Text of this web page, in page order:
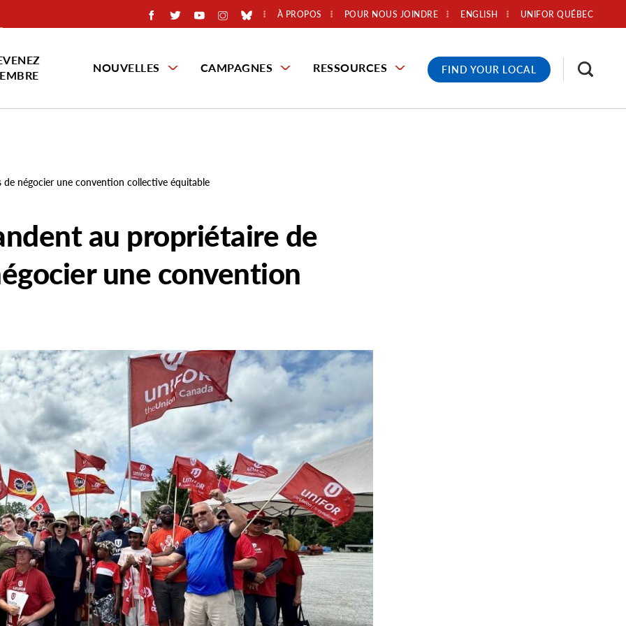
À PROPOS POUR NOUS JOINDRE UNIFOR QUÉBEC
ENGLISH
NOUVELLES CAMPAGNES RESSOURCES FIND YOUR LOCAL
de négocier une convention collective équitable
au propriétaire de
une convention